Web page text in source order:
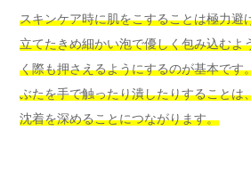
スキンケア時に肌をこすることは極力避
立てたきめ細かい泡で優しく包み込むよ
く際も押さえるようにするのが基本です
ぶたを手で触ったり潰したりすることは
沈着を深めることにつながります。